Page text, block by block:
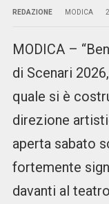
REDAZIONE MODICA
MODICA –
di Scenari
quale si è
direzione
aperta sabato
fortemente
davanti al